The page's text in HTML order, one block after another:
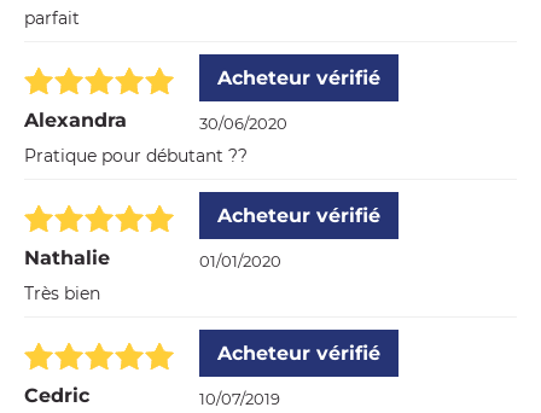
parfait
Alexandra
Acheteur vérifié
30/06/2020
Pratique pour débutant ??
Nathalie
Acheteur vérifié
01/01/2020
Très bien
Cedric
Acheteur vérifié
10/07/2019